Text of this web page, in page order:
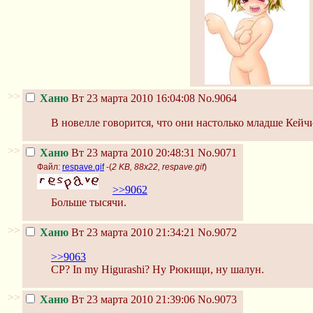
>> Ханю Вт 23 марта 2010 16:04:08 No.9064
В новелле говорится, что они настолько младше
>> Ханю Вт 23 марта 2010 20:48:31 No.9071
Файл: respave.gif-(2 KB, 88x22, respave.gif)
>>9062
Больше тысячи.
>> Ханю Вт 23 марта 2010 21:34:21 No.9072
>>9063
CP? In my Higurashi? Ну Рюкищи, ну шалун.
>> Ханю Вт 23 марта 2010 21:39:06 No.9073